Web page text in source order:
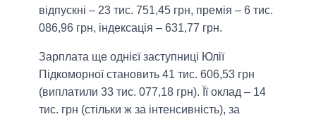
відпускні – 23 тис. 751,45 грн, премія – 6 тис.
086,96 грн, індексація – 631,77 грн.
Зарплата ще однієї заступниці Юлії
Підкоморної становить 41 тис. 606,53 грн
(виплатили 33 тис. 077,18 грн). Її оклад – 14
тис. грн (стільки ж за інтенсивність), за